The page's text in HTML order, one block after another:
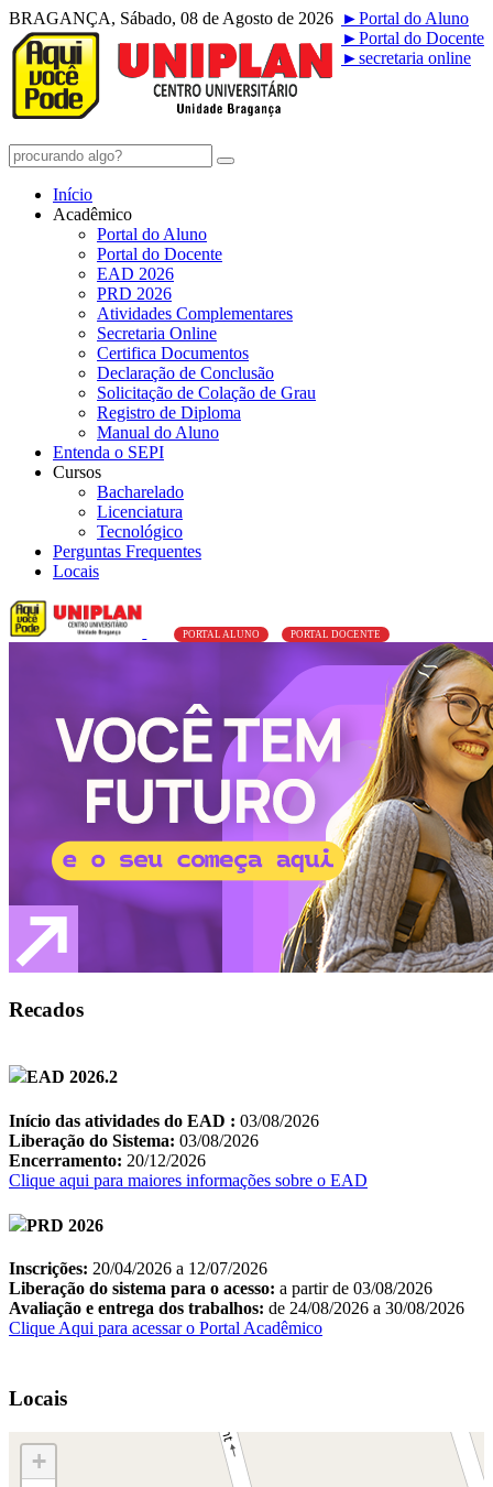
BRAGANÇA, Sábado, 08 de Agosto de 2026 ►Portal do Aluno
►Portal do Docente
►secretaria online
Início
Acadêmico
Portal do Aluno
Portal do Docente
EAD 2026
PRD 2026
Atividades Complementares
Secretaria Online
Certifica Documentos
Declaração de Conclusão
Solicitação de Colação de Grau
Registro de Diploma
Manual do Aluno
Entenda o SEPI
Cursos
Bacharelado
Licenciatura
Tecnológico
Perguntas Frequentes
Locais
PORTAL ALUNO PORTAL DOCENTE
Recados
Locais